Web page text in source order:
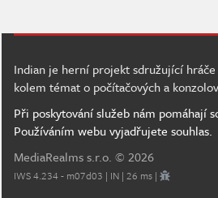
Indian je herní projekt sdružující hráče
kolem témat o počítačových a
Při poskytování služeb nám pomáhají
Používáním webu vyjadřujete souhlas.
MediaRealms s.r.o. © 2026
IWS 4.234 - m07d03 | IN | 26 ms |